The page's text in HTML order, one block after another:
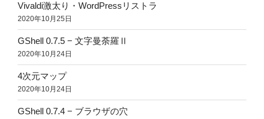
Vivaldi激太り・WordPressリストラ
2020年10月25日
GShell 0.7.5 − 文字曼荼羅Ⅱ
2020年10月24日
4次元マップ
2020年10月24日
GShell 0.7.4 − ブラウザの穴